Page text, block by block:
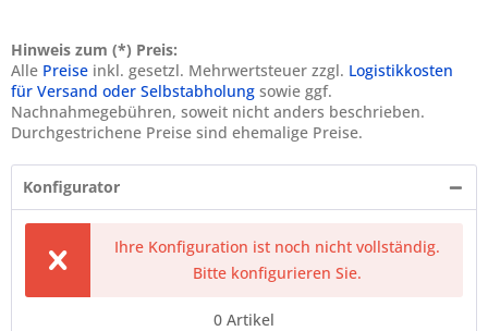
Hinweis zum (*) Preis:
Alle Preise inkl. gesetzl. Mehrwertsteuer zzgl. Logistikkosten
für Versand oder Selbstabholung sowie ggf.
Nachnahmegebühren, soweit nicht anders beschrieben.
Durchgestrichene Preise sind ehemalige Preise.
Konfigurator
Ihre Konfiguration ist noch nicht vollständig.
Bitte konfigurieren Sie.
0 Artikel